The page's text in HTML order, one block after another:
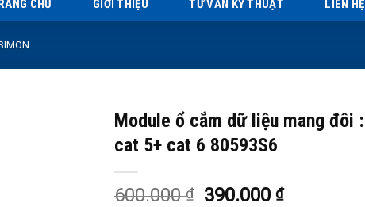
CHỦ GIỚI THIỆU TƯ VẤN KỸ THUẬT LIÊN HỆ
Module ổ cắm dữ liệu mang đôi :
cat 5+ cat 6 80593S6
600.000₫ 390.000₫